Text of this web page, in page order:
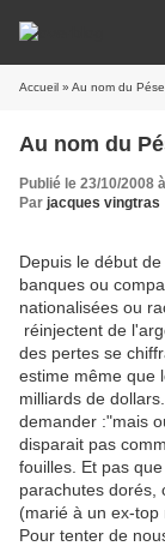
Accueil » Au nom du
Au nom du
Publié le 23/10/2008
Par jacques vingtras
Depuis le début
banques ou
nationalisées ou
réinjectent de
des pertes se
estime même que
milliards de
demander :"mais
disparait pas
fouilles. Et pas
parachutes dorés,
(marié à un ex-top
Pour tenter de